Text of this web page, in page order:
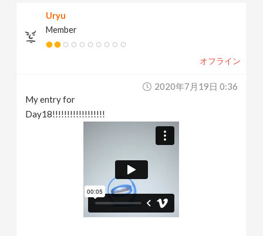
Uryu
Member
オフライン
2020年7月19日 0:36
My entry for
Day18!!!!!!!!!!!!!!!!!!